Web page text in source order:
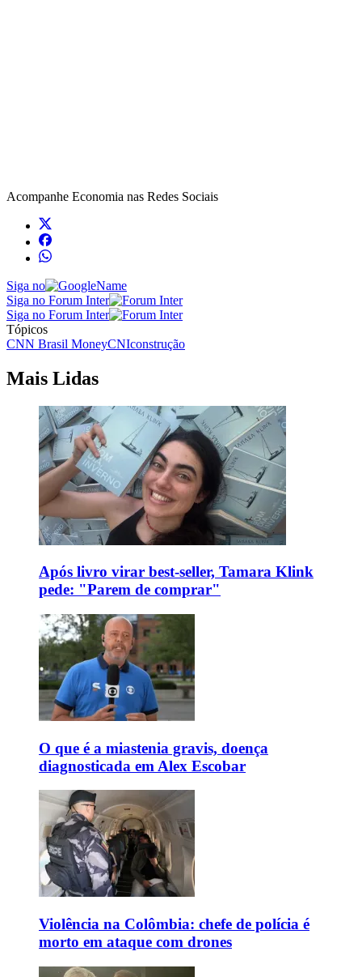
Acompanhe Economia nas Redes Sociais
Siga no
Siga no Forum Inter
Siga no Forum Inter
Tópicos
CNN Brasil MoneyCNIconstrução
Mais Lidas
Após livro virar best-seller, Tamara Klink
pede: "Parem de comprar"
O que é a miastenia gravis, doença
diagnosticada em Alex Escobar
Violência na Colômbia: chefe de polícia é
morto em ataque com drones